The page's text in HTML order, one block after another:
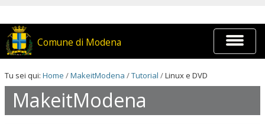
contenuti.
Salta
alla
Comune di Modena
Espandi
barra
di
Tu sei qui: Home /MakeitModena /Tutorial /Linux e DVD
MakeitModena